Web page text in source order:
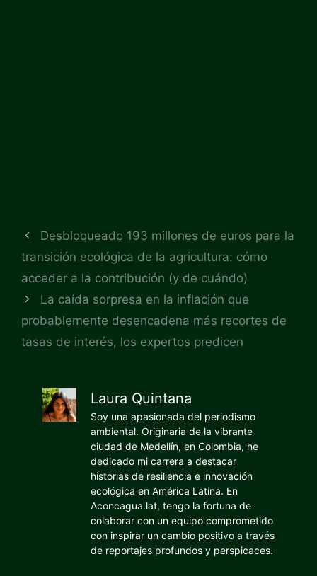
Desbloqueado 193 millones de euros para la
transición ecológica de la agricultura: cómo
acceder a la contribución (y de cuándo)
La caída sorpresa en la inflación que
probablemente desencadena más recortes de
tasas de interés, los expertos predicen
Laura Quintana
Soy una apasionada del periodismo
ambiental. Originaria de la vibrante
ciudad de Medellín, en Colombia, he
dedicado mi carrera a destacar
historias de resiliencia e innovación
ecológica en América Latina. En
Aconcagua.lat, tengo la fortuna de
colaborar con un equipo comprometido
con inspirar un cambio positivo a través
de reportajes profundos y perspicaces.